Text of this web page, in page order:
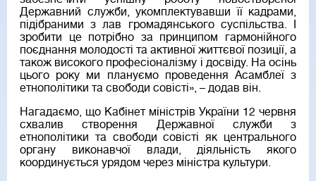
Державний служби, укомплектувавши її кадрами,
підібраними з лав громадянського суспільства. І
зробити це потрібно за принципом гармонійного
поєднання молодості та активної життєвої позиції, а
також високого професіоналізму і досвіду. На осінь
цього року ми плануємо проведення Асамблеї з
етнополітики та свободи совісті», – додав він.
Нагадаємо, що Кабінет міністрів України 12 червня
схвалив створення Державної служби з
етнополітики та свободи совісті як центрального
органу виконавчої влади, діяльність якого
координується урядом через міністра культури.